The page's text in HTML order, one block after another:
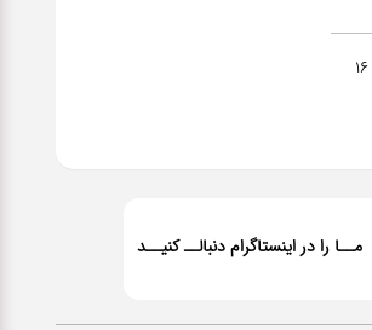
مــا را در اینستاگرام دنبالــ کنیــد